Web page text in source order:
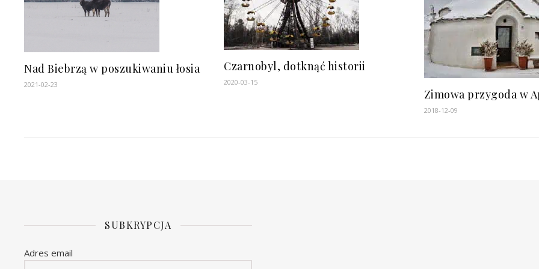
Nad Biebrzą w poszukiwaniu łosia
2021-02-23
Czarnobyl, dotknąć historii
2020-03-15
Zimowa przygoda w
2018-12-09
SUBKRYPCJA
Adres email